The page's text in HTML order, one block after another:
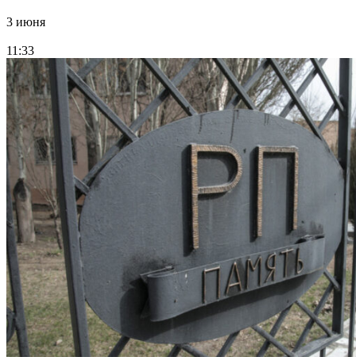
3 июня
11:33